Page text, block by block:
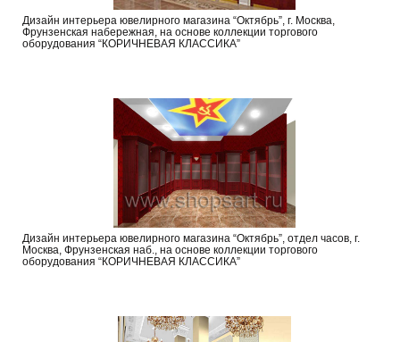
Дизайн интерьера ювелирного магазина “Октябрь”, г. Москва,
Фрунзенская набережная, на основе коллекции торгового
оборудования “КОРИЧНЕВАЯ КЛАССИКА”
Дизайн интерьера ювелирного магазина “Октябрь”, отдел часов, г.
Москва, Фрунзенская наб., на основе коллекции торгового
оборудования “КОРИЧНЕВАЯ КЛАССИКА”